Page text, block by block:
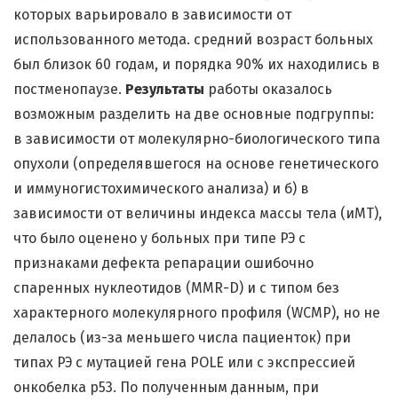
которых варьировало в зависимости от
использованного метода. средний возраст больных
был близок 60 годам, и порядка 90% их находились в
постменопаузе. Результаты работы оказалось
возможным разделить на две основные подгруппы:
в зависимости от молекулярно-биологического типа
опухоли (определявшегося на основе генетического
и иммуногистохимического анализа) и б) в
зависимости от величины индекса массы тела (иМТ),
что было оценено у больных при типе РЭ с
признаками дефекта репарации ошибочно
спаренных нуклеотидов (MMR-D) и с типом без
характерного молекулярного профиля (WCMP), но не
делалось (из-за меньшего числа пациенток) при
типах РЭ с мутацией гена POLE или с экспрессией
онкобелка p53. По полученным данным, при